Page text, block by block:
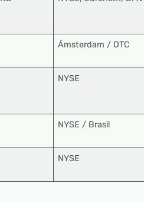
Ámsterdam / OTC
NYSE
NYSE / Brasil
NYSE